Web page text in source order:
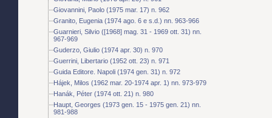
Giovannini, Paolo (1975 mar. 17) n. 962
Granito, Eugenia (1974 ago. 6 e s.d.) nn. 963-966
Guarnieri, Silvio ([1968] mag. 31 - 1969 ott. 31) nn.
967-969
Guderzo, Giulio (1974 apr. 30) n. 970
Guerrini, Libertario (1952 ott. 23) n. 971
Guida Editore. Napoli (1974 gen. 31) n. 972
Hájek, Milos (1962 mar. 20-1974 apr. 1) nn. 973-979
Hanák, Péter (1974 ott. 21) n. 980
Haupt, Georges (1973 gen. 15 - 1975 gen. 21) nn.
981-988